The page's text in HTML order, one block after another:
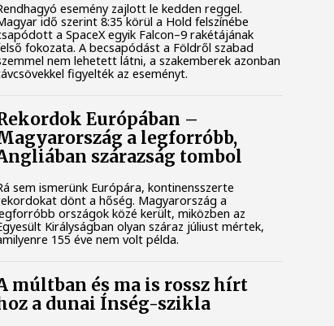
esemény zajlott le kedden reggel.
idő szerint 8:35 körül a Hold felszínébe
a SpaceX egyik Falcon–9 rakétájának
fokozata. A becsapódást a Földről szabad
nem lehetett látni, a szakemberek azonban
figyelték az eseményt.
Európában –
a legforróbb,
szárazság tombol
sem ismerünk Európára, kontinensszerte
dönt a hőség. Magyarország a
országok közé került, miközben az
Királyságban olyan száraz júliust mértek,
155 éve nem volt példa.
múltban és ma is rossz hírt
a dunai Ínség-szikla